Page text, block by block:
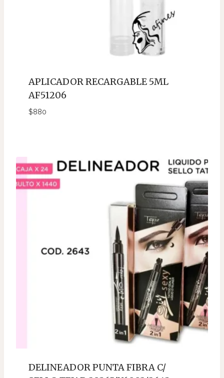
APLICADOR RECARGABLE 5ML
AF51206
$880
DELINEADOR PUNTA FIBRA C/